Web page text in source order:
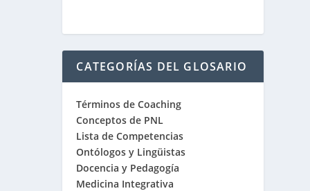
CATEGORÍAS DEL GLOSARIO
Términos de Coaching
Conceptos de PNL
Lista de Competencias
Ontólogos y Lingüistas
Docencia y Pedagogía
Medicina Integrativa